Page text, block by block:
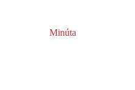
Minúta